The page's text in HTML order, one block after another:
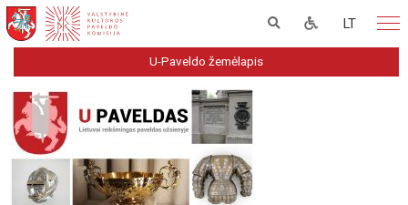
LT
U-Paveldo žemėlapis